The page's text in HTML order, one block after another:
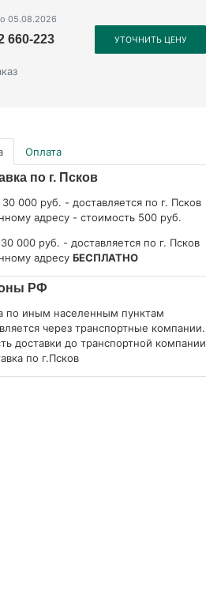
05.08.2026
660-223 УТОЧНИТЬ ЦЕНУ
Оплата
по г. Псков
30 000 руб. - доставляется по г. Псков
адресу - стоимость 500 руб.
30 000 руб. - доставляется по г. Псков
адресу БЕСПЛАТНО
РФ
по иным населенным пунктам
через транспортные компании.
доставки до транспортной компании
по г.Псков